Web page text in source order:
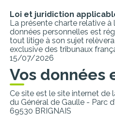
Loi et juridiction
La présente charte relative
données personnelles est
tout litige à son sujet
exclusive des tribunaux
15/07/2026
Vos données
Ce site est le site internet de
du Général de Gaulle - Parc
69530 BRIGNAIS